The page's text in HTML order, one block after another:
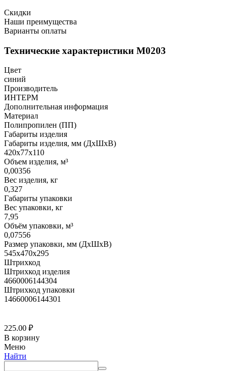
Скидки
Наши преимущества
Варианты оплаты
Технические характеристики М0203
Цвет
синий
Производитель
ИНТЕРМ
Дополнительная информация
Материал
Полипропилен (ПП)
Габариты изделия
Габариты изделия, мм (ДхШхВ)
420х77х110
Объем изделия, м³
0,00356
Вес изделия, кг
0,327
Габариты упаковки
Вес упаковки, кг
7,95
Объём упаковки, м³
0,07556
Размер упаковки, мм (ДхШхВ)
545х470х295
Штрихкод
Штрихкод изделия
4660006144304
Штрихкод упаковки
14660006144301
225.00 ₽
В корзину
Меню
Найти